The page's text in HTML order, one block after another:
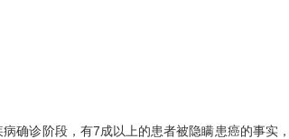
确诊阶段，有7成以上的患者被隐瞒患癌的事实